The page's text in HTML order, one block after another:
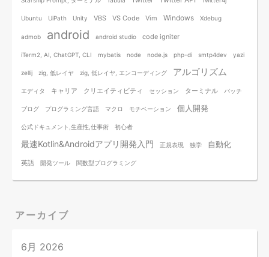
Ubuntu UiPath Unity VBS VS Code Vim Windows Xdebug
admob android android studio code igniter
iTerm2, AI, ChatGPT, CLI mybatis node node.js php-di smtp4dev yazi
zellij zig, 低レイヤ zig, 低レイヤ, エンコーディング アルゴリズム
エディタ キャリア クリエイティビティ セッション ターミナル バッチ
ブログ プログラミング言語 マクロ モチベーション 個人開発
公式ドキュメント,生産性,仕事術 初心者
最速Kotlin&Androidアプリ開発入門 正規表現 独学 自動化
英語 開発ツール 関数型プログラミング
アーカイブ
6月 2026